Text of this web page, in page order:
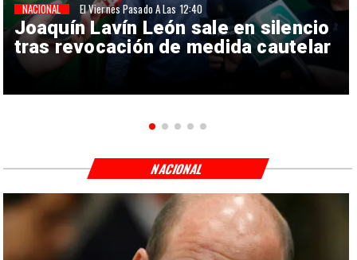
Joaquín Lavín León sale en silencio
tras revocación de medida cautelar
NACIONAL El Viernes Pasado A Las 12:40
NACIONAL